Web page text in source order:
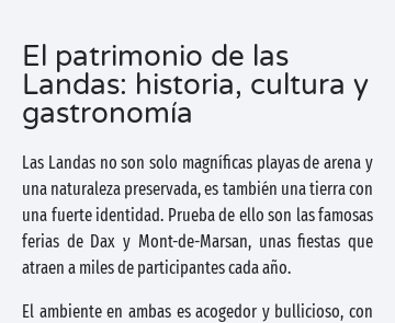
El patrimonio de las
Landas: historia, cultura y
gastronomía
Las Landas no son solo magníficas playas de arena y
una naturaleza preservada, es también una tierra con
una fuerte identidad. Prueba de ello son las famosas
ferias de Dax y Mont-de-Marsan, unas fiestas que
atraen a miles de participantes cada año.
El ambiente en ambas es acogedor y bullicioso, con